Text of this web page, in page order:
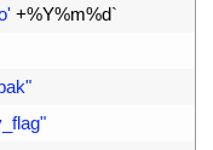
+%Y%m%d`